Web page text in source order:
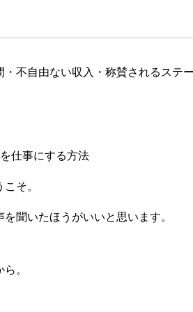
不自由ない収入・称賛されるステ
仕事にする方法
そ。
聞いたほうがいいと思います。
。